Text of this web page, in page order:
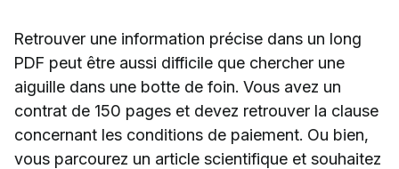
Retrouver une information précise dans un long
PDF peut être aussi difficile que chercher une
aiguille dans une botte de foin. Vous avez un
contrat de 150 pages et devez retrouver la clause
concernant les conditions de paiement. Ou bien,
vous parcourez un article scientifique et souhaitez